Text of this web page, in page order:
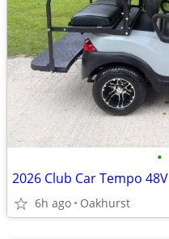
•
2026 Club Car Tempo 48V
6h ago Oakhurst